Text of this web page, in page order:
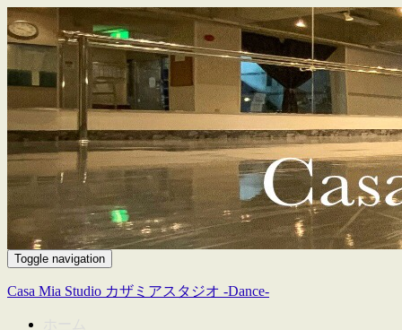
Toggle navigation
Casa Mia Studio カザミアスタジオ -Dance-